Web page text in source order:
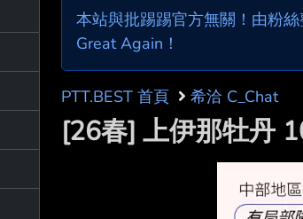
本站與批踢踢官方無關！由粉
Great Again！
PTT.BEST 首頁 希洽 C_Chat
[26春] 上伊那牡丹